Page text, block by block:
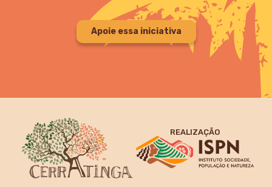
Apoie essa iniciativa
REALIZAÇÃO